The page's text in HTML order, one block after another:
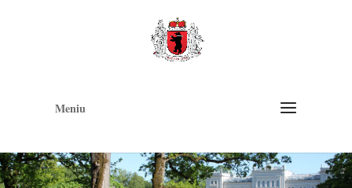
Meniu